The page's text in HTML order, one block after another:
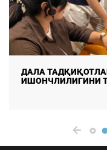
ДАЛА
ИШОНЧЛИЛИГИНИ